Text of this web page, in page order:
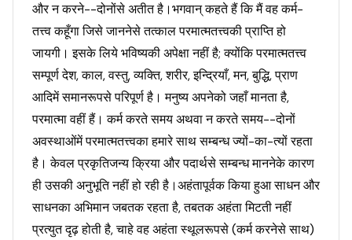
और न करने--दोनोंसे अतीत है।भगवान् कहते हैं कि मैं वह कर्म-
तत्त्व कहूँगा जिसे जाननेसे तत्काल परमात्मतत्त्वकी प्राप्ति हो
जायगी। इसके लिये भविष्यकी अपेक्षा नहीं है; क्योंकि परमात्मतत्त्व
सम्पूर्ण देश, काल, वस्तु, व्यक्ति, शरीर, इन्द्रियाँ, मन, बुद्धि, प्राण
आदिमें समानरूपसे परिपूर्ण है। मनुष्य अपनेको जहाँ मानता है,
परमात्मा वहीं हैं। कर्म करते समय अथवा न करते समय--दोनों
अवस्थाओंमें परमात्मतत्त्वका हमारे साथ सम्बन्ध ज्यों-का-त्यों रहता
है। केवल प्रकृतिजन्य क्रिया और पदार्थसे सम्बन्ध माननेके कारण
ही उसकी अनुभूति नहीं हो रही है।अहंतापूर्वक किया हुआ साधन और
साधनका अभिमान जबतक रहता है, तबतक अहंता मिटती नहीं
प्रत्युत दृढ़ होती है, चाहे वह अहंता स्थूलरूपसे (कर्म करनेसे साथ)